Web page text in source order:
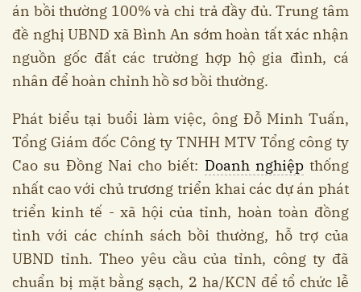
án bồi thường 100% và chi trả đầy đủ. Trung tâm
đề nghị UBND xã Bình An sớm hoàn tất xác nhận
nguồn gốc đất các trường hợp hộ gia đình, cá
nhân để hoàn chỉnh hồ sơ bồi thường.
Phát biểu tại buổi làm việc, ông Đỗ Minh Tuấn,
Tổng Giám đốc Công ty TNHH MTV Tổng công ty
Cao su Đồng Nai cho biết: Doanh nghiệpthống
nhất cao với chủ trương triển khai các dự án phát
triển kinh tế - xã hội của tỉnh, hoàn toàn đồng
tình với các chính sách bồi thường, hỗ trợ của
UBND tỉnh. Theo yêu cầu của tỉnh, công ty đã
chuẩn bị mặt bằng sạch, 2 ha/KCN để tổ chức lễ